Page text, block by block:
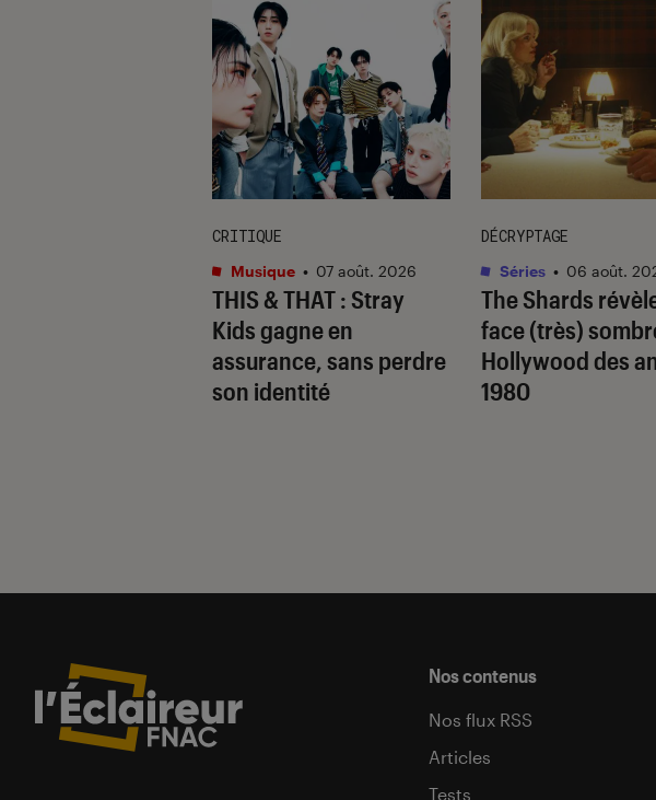
THIS & THAT: Stray
Kids gagne en
assurance, sans perdre
son identité
CRITIQUE
Musique • 07 août. 2026
The Shards
face (très)
Hollywood des
1980
DÉCRYPTAGE
Séries • 06 août.
Nos contenus
Nos flux RSS
Articles
Tests